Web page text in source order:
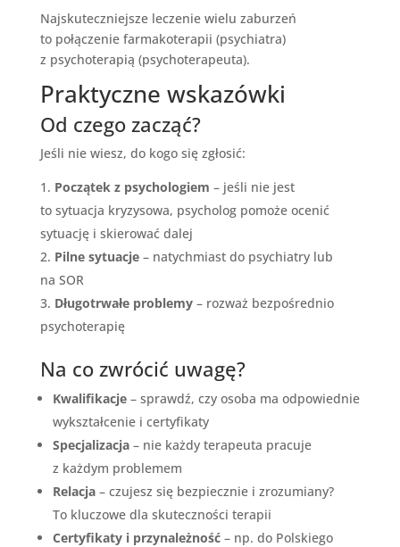
Najskuteczniejsze leczenie wielu zaburzeń
to połączenie farmakoterapii (psychiatra)
z psychoterapią (psychoterapeuta).
Praktyczne wskazówki
Od czego zacząć?
Jeśli nie wiesz, do kogo się zgłosić:
Początek z psychologiem – jeśli nie jest
to sytuacja kryzysowa, psycholog pomoże ocenić
sytuację i skierować dalej
Pilne sytuacje– natychmiast do psychiatry lub
na SOR
Długotrwałe problemy– rozważ bezpośrednio
psychoterapię
Na co zwrócić uwagę?
Kwalifikacje– sprawdź, czy osoba ma odpowiednie
wykształcenie i certyfikaty
Specjalizacja– nie każdy terapeuta pracuje
z każdym problemem
Relacja– czujesz się bezpiecznie i zrozumiany?
To kluczowe dla skuteczności terapii
Certyfikaty i przynależność– np. do Polskiego